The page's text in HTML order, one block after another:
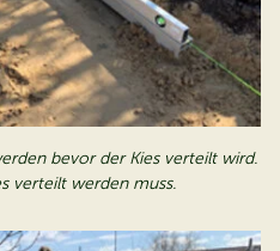
bevor der Kies verteilt wird.
verteilt werden muss.